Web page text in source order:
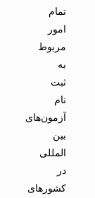
تمام
امور
مربوط
به
ثبت
نام
آزمون‌های
بین
المللی
در
کشورهای